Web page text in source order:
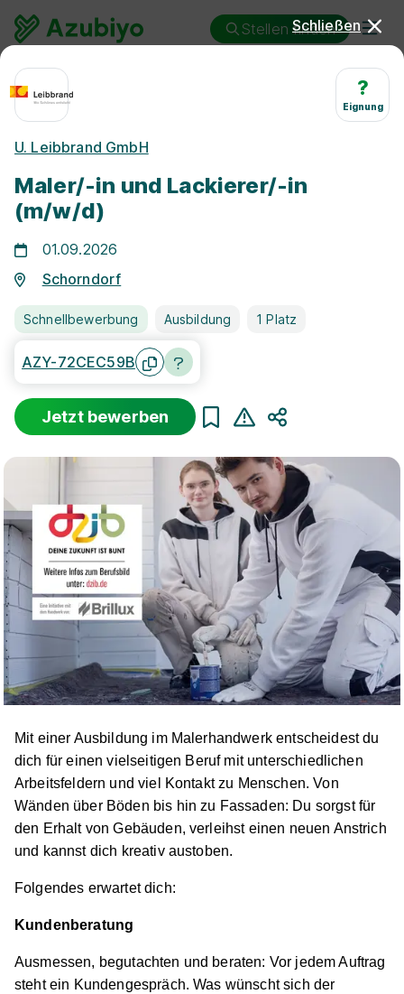
Stellen finden
Ausbildung Maler/in und Lackierer/in
Lackierer/in Schorndorf
Freie Stellen finden
Suche zurücksetzen
Infos zum Beruf Maler und Lackierer
13 Ausbildungsplätze
Maler/-in und Lackierer/-in (m/w/d) U. Leibbrand
GmbH
Schließen
?
Eignung
U. Leibbrand GmbH
Maler/-in und Lackierer/-in
(m/w/d)
01.09.2026
Schorndorf
Schnellbewerbung Ausbildung 1 Platz
AZY-72CEC59B
Jetzt bewerben
Mit einer Ausbildung im Malerhandwerk entscheidest du
dich für einen vielseitigen Beruf mit unterschiedlichen
Arbeitsfeldern und viel Kontakt zu Menschen. Von
Wänden über Böden bis hin zu Fassaden: Du sorgst für
den Erhalt von Gebäuden, verleihst einen neuen Anstrich
und kannst dich kreativ austoben.
Folgendes erwartet dich:
Kundenberatung
Ausmessen, begutachten und beraten: Vor jedem Auftrag
steht ein Kundengespräch. Was wünscht sich der